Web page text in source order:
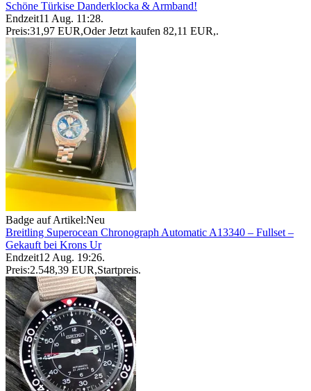
Schöne Türkise Danderklocka & Armband!
Endzeit11 Aug. 11:28.
Preis:31,97 EUR,Oder Jetzt kaufen 82,11 EUR,.
Badge auf Artikel:Neu
Breitling Superocean Chronograph Automatic A13340 – Fullset –
Gekauft bei Krons Ur
Endzeit12 Aug. 19:26.
Preis:2.548,39 EUR,Startpreis.